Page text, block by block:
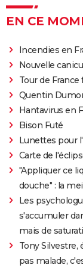
EN CE
Incendies en
Nouvelle
Tour de
Quentin
Hantavirus en
Bison Futé
Lunettes pour
Carte de
"Appliquer ce
douche" : la
Les
s'accumuler
mais de
Tony Silvestre,
pas malade,